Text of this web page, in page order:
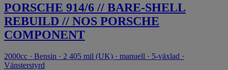
PORSCHE 914/6 // BARE-SHELL
REBUILD // NOS PORSCHE
COMPONENT
2000cc · Bensin · 2 405 mil (UK) · manuell · 5-växlad ·
Vänsterstyrd